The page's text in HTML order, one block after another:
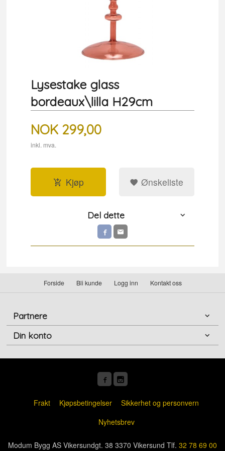
Lysestake glass
bordeaux\lilla H29cm
NOK 299,00
inkl. mva.
Kjøp Ønskeliste
Del dette
Forside Bli kunde Logg inn Kontakt oss
Partnere
Din konto
Frakt Kjøpsbetingelser
Sikkerhet og personvern
Nyhetsbrev
Modum Bygg AS Vikersundgt. 38 3370 Vikersund Tlf. 32 78 69 00